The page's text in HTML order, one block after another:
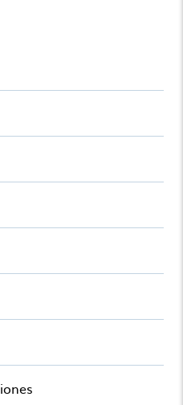
Así que encuentra tu
Alojamiento en Catalonia